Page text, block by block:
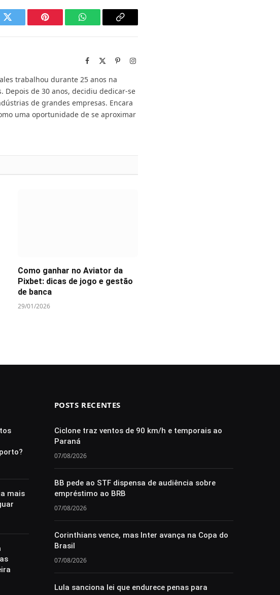
Twitter Pinterest WhatsAppCopy
Facebook
X
PinterestInstagram
trabalhou durante 25 anos na
de 30 anos, decidiu dedicar-se
de grandes empresas. Encara
uma oportunidade de se aproximar
Como ganhar no Aviator da
Pixbet: dicas de jogo e gestão
de banca
29/01/2026
mais
POSTS RECENTES
Ciclone traz ventos de 90 km/h e temporais ao
Paraná
07/08/2026
BB pede ao STF dispensa de audiência sobre
empréstimo ao BRB
07/08/2026
Corinthians vence, mas Inter avança na Copa do
Brasil
07/08/2026
Lula sanciona lei que endurece penas para